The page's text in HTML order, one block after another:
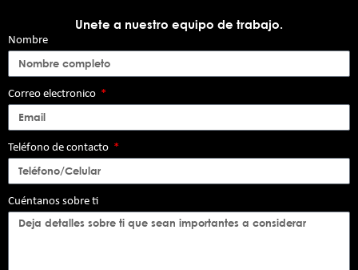
Unete a nuestro equipo de trabajo.
Nombre
Correo electronico
Teléfono de contacto
Cuéntanos sobre ti